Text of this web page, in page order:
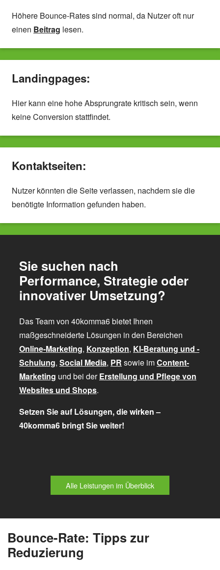
Höhere Bounce-Rates sind normal, da Nutzer oft nur
einen Beitrag lesen.
Landingpages:
Hier kann eine hohe Absprungrate kritisch sein, wenn
keine Conversion stattfindet.
Kontaktseiten:
Nutzer könnten die Seite verlassen, nachdem sie die
benötigte Information gefunden haben.
Sie suchen nach
Performance, Strategie oder
innovativer Umsetzung?
Das Team von 40komma6 bietet Ihnen
maßgeschneiderte Lösungen in den Bereichen
Online-Marketing, Konzeption, KI-Beratung und -
Schulung, Social Media, PR sowie imContent-
Marketing und bei derErstellung und Pflege von
Websites und Shops.
Setzen Sie auf Lösungen, die wirken –
40komma6 bringt Sie weiter!
Alle Leistungen im Überblick
Bounce-Rate: Tipps zur
Reduzierung